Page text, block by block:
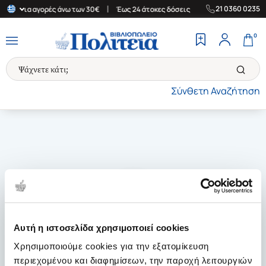
Αυτή η ιστοσελίδα χρησιμοποιεί cookies
Χρησιμοποιούμε cookies για την εξατομίκευση
περιεχομένου και διαφημίσεων, την παροχή λειτουργιών
για αγορές άνω των 30€ | Έως 24 άτοκες δόσεις | Δωρεάν
21 0360 0235
Σύνθετη Αναζήτηση
0